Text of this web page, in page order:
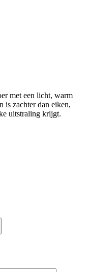
met een licht, warm
is zachter dan eiken,
uitstraling krijgt.